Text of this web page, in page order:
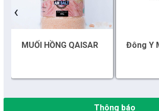
MUỐI HỒNG QAISAR Đông Y
‹
Thông báo
Chế biến sâu – Nâng cao giá trị nông sản
“Đi tắt, đón đầu” các công nghệ mới, công
Mời tham gia Hội chợ triển lãm chuyên ngành